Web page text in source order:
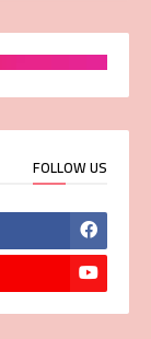
FOLLOW US